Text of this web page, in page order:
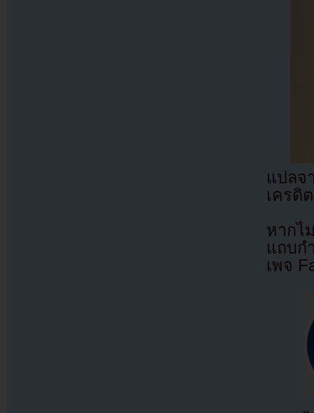
แปล
เครดิ
หากไ
แถบก
เพจ